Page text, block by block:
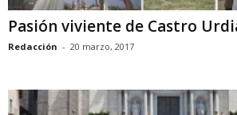
Pasión viviente de Castro
Redacción - 20 marzo, 2017